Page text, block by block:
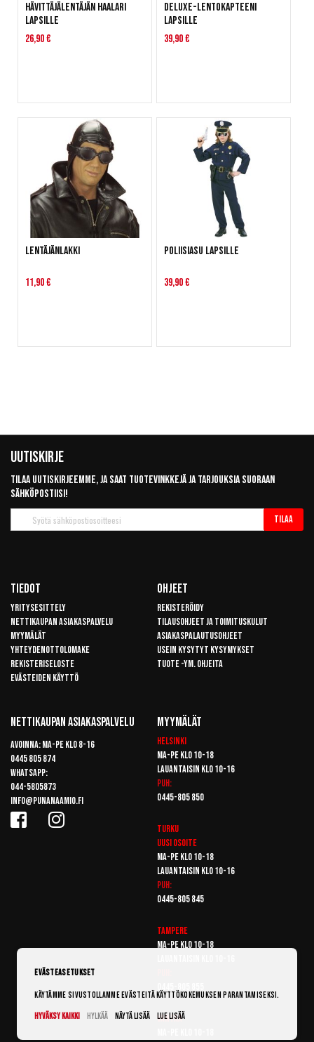
Hävittäjälentäjän haalari
lapsille
26,90 €
Deluxe-Lentokapteeni
lapsille
39,90 €
Lentäjänlakki
11,90 €
Poliisiasu lapsille
39,90 €
Uutiskirje
Tilaa uutiskirjeemme, ja saat tuotevinkkejä ja tarjouksia suoraan
sähköpostiisi!
uutiskirje
Tilaa
Tiedot
Yritysesittely
Nettikaupan asiakaspalvelu
Myymälät
Yhteydenottolomake
Rekisteriseloste
Evästeiden käyttö
Ohjeet
Rekisteröidy
Tilausohjeet ja toimituskulut
Asiakaspalautusohjeet
Usein kysytyt kysymykset
Tuote -ym. ohjeita
Nettikaupan Asiakaspalvelu
Avoinna: Ma-pe klo 8-16
0445 805 874
Whatsapp:
044-5805873
info@punanaamio.fi
Myymälät
Helsinki
Ma-pe klo 10-18
Lauantaisin klo 10-16
Puh:
0445-805 850
Turku
Uusi osoite
Ma-pe klo 10-18
Lauantaisin klo 10-16
Puh:
0445-805 845
Tampere
Ma-pe klo 10-18
Vantaa
Evästeasetukset
Käytämme sivustollamme evästeitä käyttökokemuksen parantamiseksi.
Hyväksy kaikki
Hylkää Näytä lisää Lue lisää